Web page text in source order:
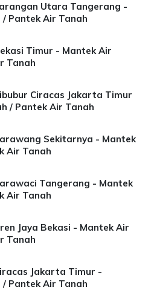
Utara Tangerang -
Pantek Air Tanah
Timur - Mantek Air
Tanah
Ciracas Jakarta Timur
/ Pantek Air Tanah
Sekitarnya - Mantek
Air Tanah
Tangerang - Mantek
Air Tanah
Jaya Bekasi - Mantek Air
Tanah
Jakarta Timur -
Pantek Air Tanah